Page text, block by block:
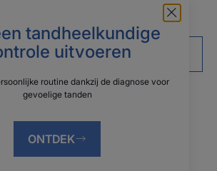
tandheelkundige
uitvoeren
routine dankzij de diagnose voor
gevoelige tanden
ONTDEK
u op de nieuwsbrief
Advies
gezondheid